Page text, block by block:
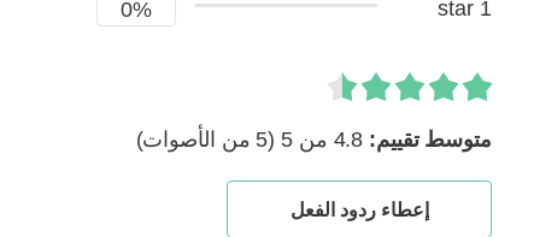
1 star
0%
متوسط ​​تقييم: 4.8 من 5 (5 من الأصوات)
إعطاء ردود الفعل